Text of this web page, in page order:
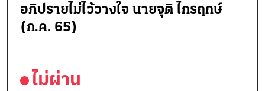
อภิปรายไม่ไว้วางใจ นายจุติ ไกรฤกษ์
(ก.ค. 65)
ไม่ผ่าน